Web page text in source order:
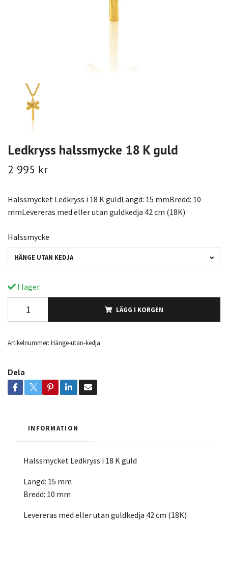
Ledkryss halssmycke 18 K guld
2 995 kr
Halssmycket Ledkryss i 18 K guldLängd: 15 mmBredd: 10
mmLevereras med eller utan guldkedja 42 cm (18K)
Halssmycke
HÄNGE UTAN KEDJA
I lager.
LÄGG I KORGEN
Artikelnummer: Hänge-utan-kedja
Dela
INFORMATION
Halssmycket Ledkryss i 18 K guld
Längd: 15 mm
Bredd: 10 mm
Levereras med eller utan guldkedja 42 cm (18K)